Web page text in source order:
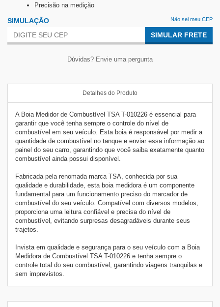
Precisão na medição
SIMULAÇÃO Não sei meu CEP
SIMULAR FRETE
Dúvidas? Envie uma pergunta
Detalhes do Produto
A Boia Medidor de Combustível TSA T-010226 é essencial para
garantir que você tenha sempre o controle do nível de
combustível em seu veículo. Esta boia é responsável por medir a
quantidade de combustível no tanque e enviar essa informação ao
painel do seu carro, garantindo que você saiba exatamente quanto
combustível ainda possui disponível.
Fabricada pela renomada marca TSA, conhecida por sua
qualidade e durabilidade, esta boia medidora é um componente
fundamental para um funcionamento preciso do marcador de
combustível do seu veículo. Compatível com diversos modelos,
proporciona uma leitura confiável e precisa do nível de
combustível, evitando surpresas desagradáveis durante seus
trajetos.
Invista em qualidade e segurança para o seu veículo com a Boia
Medidora de Combustível TSA T-010226 e tenha sempre o
controle total do seu combustível, garantindo viagens tranquilas e
sem imprevistos.